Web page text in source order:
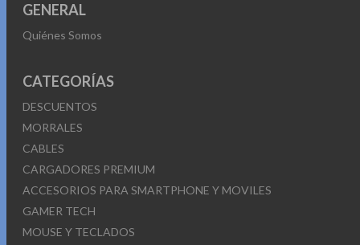
GENERAL
Quiénes Somos
CATEGORÍAS
DESCUENTOS
MORRALES
CABLES
CARGADORES PREMIUM
ACCESORIOS PARA SMARTPHONE Y MOVILES
GAMER TECH
MOUSE Y TECLADOS